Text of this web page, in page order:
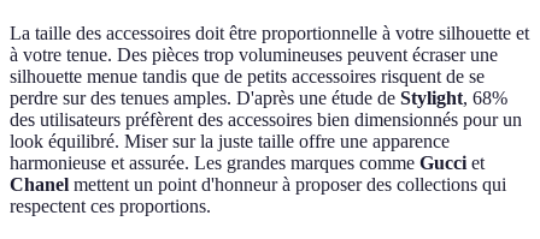
La taille des accessoires doit être proportionnelle à votre silhouette et
à votre tenue. Des pièces trop volumineuses peuvent écraser une
silhouette menue tandis que de petits accessoires risquent de se
perdre sur des tenues amples. D'après une étude de Stylight, 68%
des utilisateurs préfèrent des accessoires bien dimensionnés pour un
look équilibré. Miser sur la juste taille offre une apparence
harmonieuse et assurée. Les grandes marques comme Gucci et
Chanel mettent un point d'honneur à proposer des collections qui
respectent ces proportions.